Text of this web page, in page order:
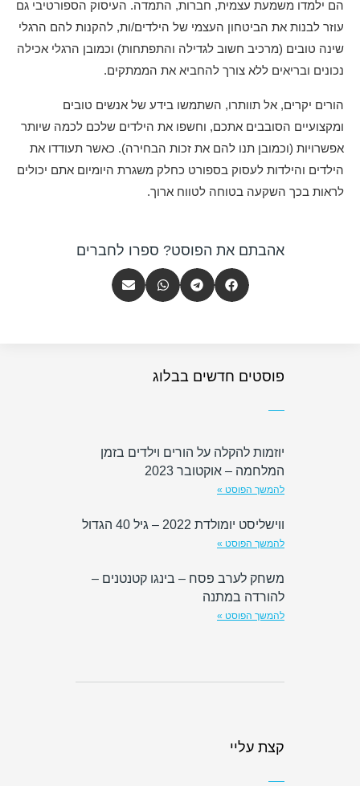
הם ילמדו משמעת עצמית, חברות, התמדה. העיסוק הספורטיבי גם
עוזר לבנות את הביטחון העצמי של הילדים/ות, להקנות להם הרגלי
שינה טובים (מרכיב חשוב לגדילה והתפתחות) וכמובן הרגלי אכילה
נכונים ובריאים ללא צורך להחביא את הממתקים.
הורים יקרים, אל תוותרו, השתמשו בידע של אנשים טובים
ומקצועיים הסובבים אתכם, וחשפו את הילדים שלכם לכמה שיותר
אפשרויות (וכמובן תנו להם את זכות הבחירה). כאשר תעודדו את
הילדים והילדות לעסוק בספורט כחלק משגרת היומיום אתם יכולים
לראות בכך השקעה בטוחה לטווח ארוך.
אהבתם את הפוסט? ספרו לחברים
פוסטים חדשים בבלוג
יוזמות להקלה על הורים וילדים בזמן
המלחמה – אוקטובר 2023
להמשך הפוסט »
ווישליסט יומולדת 2022 – גיל 40 הגדול
להמשך הפוסט »
משחק לערב פסח – בינגו קטנטנים –
להורדה במתנה
להמשך הפוסט »
קצת עליי